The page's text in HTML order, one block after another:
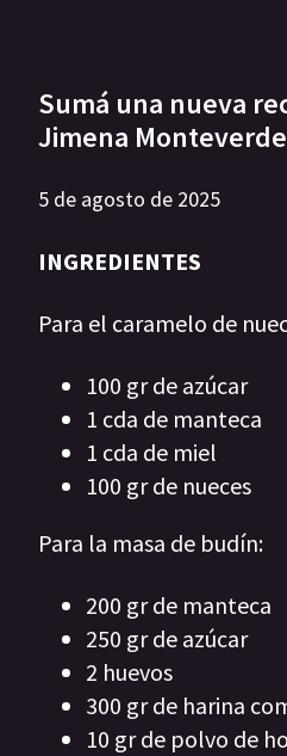
Sumá una nueva
Jimena
5 de agosto de 2025
INGREDIENTES
Para el caramelo de
100 gr de azúcar
1 cda de manteca
1 cda de miel
100 gr de nueces
Para la masa de budín:
200 gr de manteca
250 gr de azúcar
2 huevos
300 gr de harina
10 gr de polvo de